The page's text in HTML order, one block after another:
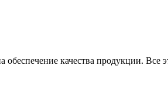
качества продукции.